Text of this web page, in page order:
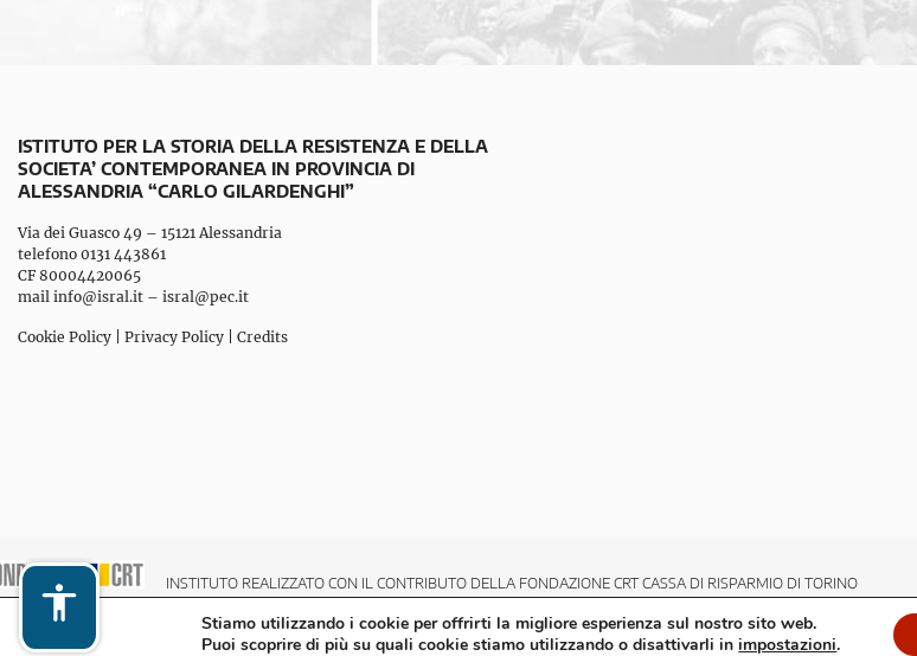
ISTITUTO PER LA STORIA DELLA RESISTENZA E DELLA
SOCIETA’ CONTEMPORANEA IN PROVINCIA DI
ALESSANDRIA “CARLO GILARDENGHI”
Via dei Guasco 49 – 15121 Alessandria
telefono 0131 443861
CF 80004420065
mail info@isral.it – isral@pec.it
Cookie Policy Privacy Policy Credits
INSTITUTO REALIZZATO CON IL CONTRIBUTO DELLA FONDAZIONE CRT CASSA DI RISPARMIO DI TORINO
Stiamo utilizzando i cookie per offrirti la migliore esperienza sul nostro sito web.
Puoi scoprire di più su quali cookie stiamo utilizzando o disattivarli inimpostazioni.